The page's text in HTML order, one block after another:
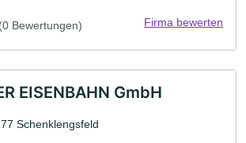
(0 Bewertungen) Firma bewerten
EISENBAHN GmbH
Schenklengsfeld